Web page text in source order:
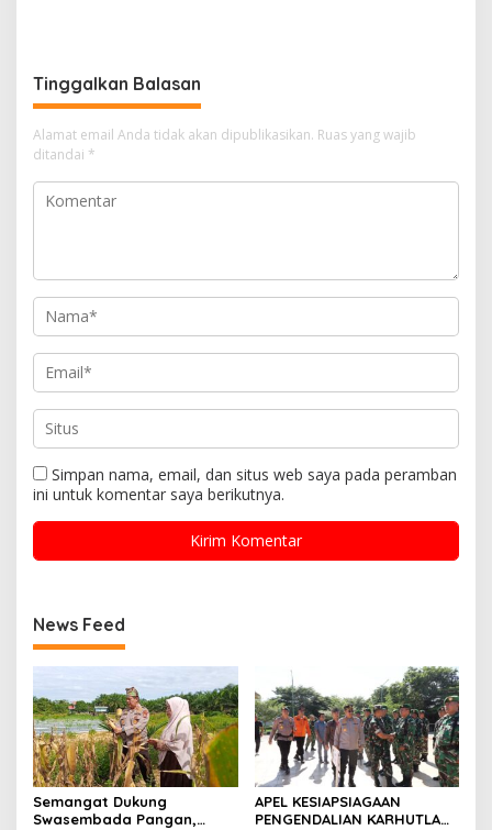
Tinggalkan Balasan
Alamat email Anda tidak akan dipublikasikan. Ruas yang wajib
ditandai *
Simpan nama, email, dan situs web saya pada peramban
ini untuk komentar saya berikutnya.
News Feed
Semangat Dukung
Swasembada Pangan,
APEL KESIAPSIAGAAN
PENGENDALIAN KARHUTLA